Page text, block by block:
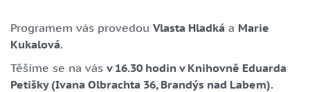
Programem vás provedou Vlasta Hladká a Marie
Kukalová.
Těšíme se na vás v 16.30 hodin v Knihovně Eduarda
Petišky (Ivana Olbrachta 36, Brandýs nad Labem).